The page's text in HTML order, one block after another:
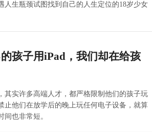
人生瓶颈试图找到自己的人生定位的18岁少女
孩子用iPad，我们却在给孩
其实许多高端人才，都严格限制他们的孩子玩
止他们在放学后的晚上玩任何电子设备，就算
间也非常短。